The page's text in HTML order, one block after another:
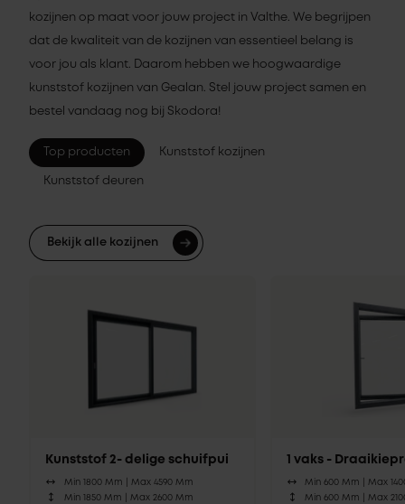
kozijnen op maat voor jouw project in Valthe. We begrijpen
dat de kwaliteit van de kozijnen van essentieel belang is
voor jou als klant. Daarom hebben we hoogwaardige
kunststof kozijnen van Gealan. Stel jouw project samen en
bestel vandaag nog bij Skodora!
Top producten Kunststof kozijnen
Kunststof deuren
Bekijk alle kozijnen
Kunststof 2- delige schuifpui
Min 1800 Mm | Max 4590 Mm
Min 1850 Mm | Max 2600 Mm
1 vaks -
Min 600 Mm |Max
Min 600 Mm |Max